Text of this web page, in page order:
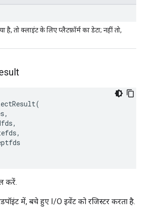
है, तो क्लाइंट के लिए प्लैटफ़ॉर्म का डेटा; नहीं तो,
करें.
में, बचे हुए I/O इवेंट को रजिस्टर करता है.